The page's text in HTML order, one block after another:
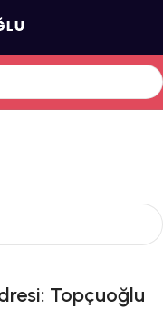
Topçuoğlu